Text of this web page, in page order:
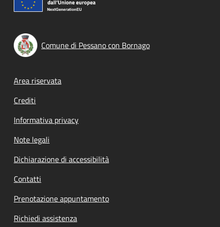
Comune di Pessano con Bornago
Footer menu
Area riservata
Crediti
Informativa privacy
Note legali
Dichiarazione di accessibilità
Contatti
Prenotazione appuntamento
Richiedi assistenza